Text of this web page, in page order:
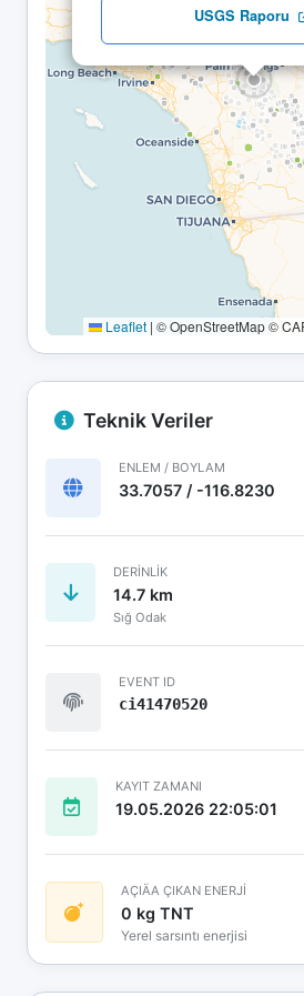
USGS Raporu
Leaflet | © OpenStreetMap ©
Teknik Veriler
ENLEM / BOYLAM
33.7057 / -116.8230
DERINLIK
14.7 km
Sığ Odak
EVENT ID
ci41470520
KAYIT ZAMANI
19.05.2026 22:05:01
AÇIÄA ÇIKAN ENERJİ
0 kg TNT
Yerel sarsıntı enerjisi